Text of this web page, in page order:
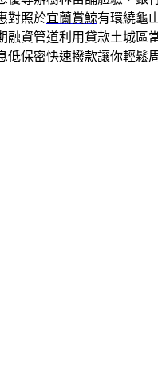
對照於宜蘭賞鯨有環繞龜
融資管道利用貸款土城區
低保密快速撥款讓你輕鬆